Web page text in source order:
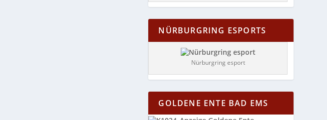
NÜRBURGRING ESPORTS
Nürburgring esport
GOLDENE ENTE BAD EMS